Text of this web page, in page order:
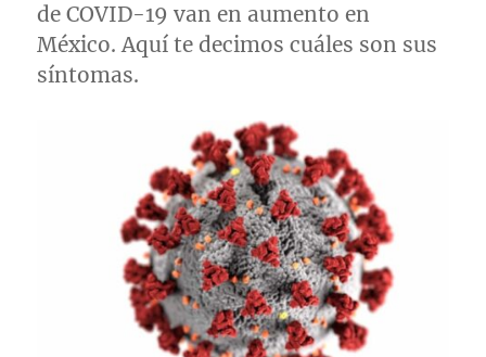
de COVID-19 van en aumento en
México. Aquí te decimos cuáles son sus
síntomas.